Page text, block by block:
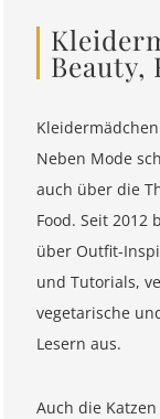
Beauty,
Neben Mode
auch über die
Food. Seit 2012
über Outfit-
und Tutorials,
vegetarische
Lesern aus.
Auch die